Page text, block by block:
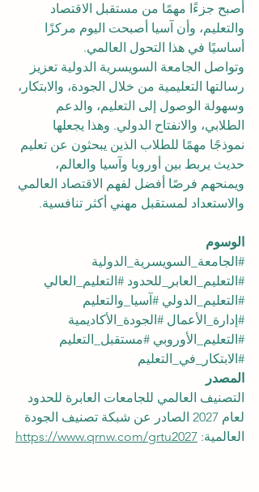
أصبح جزءًا مهمًا من مستقبل الاقتصاد
والتعليم، وأن آسيا أصبحت اليوم مركزًا
أساسيًا في هذا التحول العالمي.
وتواصل الجامعة السويسرية الدولية تعزيز
رسالتها التعليمية من خلال الجودة، والابتكار،
وسهولة الوصول إلى التعليم، والدعم
الطلابي، والانفتاح الدولي. وهذا يجعلها
نموذجًا مهمًا للطلاب الذين يبحثون عن تعليم
حديث يربط بين أوروبا وآسيا والعالم،
ويمنحهم فرصًا أفضل لفهم الاقتصاد العالمي
والاستعداد لمستقبل مهني أكثر تنافسية.
الوسوم
#الجامعة_السويسرية_الدولية
#التعليم_العابر_للحدود #التعليم_العالي
#التعليم_الدولي #آسيا_والتعليم
#إدارة_الأعمال #الجودة_الأكاديمية
#التعليم_الأوروبي #مستقبل_التعليم
#الابتكار_في_التعليم
المصدر
التصنيف العالمي للجامعات العابرة للحدود
لعام 2027 الصادر عن شبكة تصنيف الجودة
العالمية: https://www.qrnw.com/grtu2027